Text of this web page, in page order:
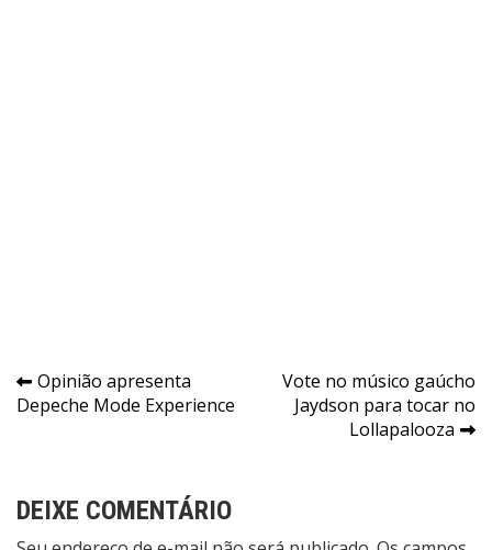
Navegação
de
Opinião apresenta
Depeche Mode Experience
Vote no músico gaúcho
Jaydson para tocar no
Lollapalooza
DEIXE COMENTÁRIO